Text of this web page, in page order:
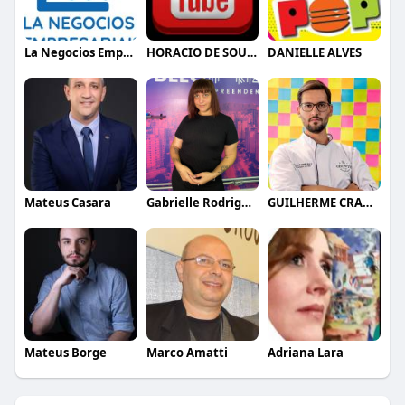
La Negocios Empresariais HORACIO DE SOUSA E JUNIOR DANIELLE ALVES
Mateus Casara Gabrielle Rodrigues GUILHERME CRAMER BALLE
Mateus Borge Marco Amatti Adriana Lara